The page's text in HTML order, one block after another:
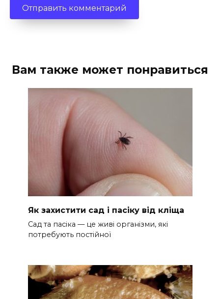
Вам также может понравиться
Як захистити сад і пасіку від кліща
Сад та пасіка — це живі організми, які
потребують постійної